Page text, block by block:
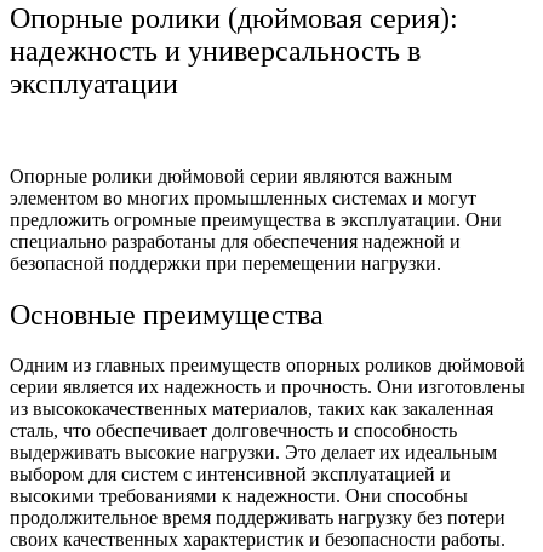
Опорные ролики (дюймовая серия):
надежность и универсальность в
эксплуатации
Опорные ролики дюймовой серии являются важным
элементом во многих промышленных системах и могут
предложить огромные преимущества в эксплуатации. Они
специально разработаны для обеспечения надежной и
безопасной поддержки при перемещении нагрузки.
Основные преимущества
Одним из главных преимуществ опорных роликов дюймовой
серии является их надежность и прочность. Они изготовлены
из высококачественных материалов, таких как закаленная
сталь, что обеспечивает долговечность и способность
выдерживать высокие нагрузки. Это делает их идеальным
выбором для систем с интенсивной эксплуатацией и
высокими требованиями к надежности. Они способны
продолжительное время поддерживать нагрузку без потери
своих качественных характеристик и безопасности работы.